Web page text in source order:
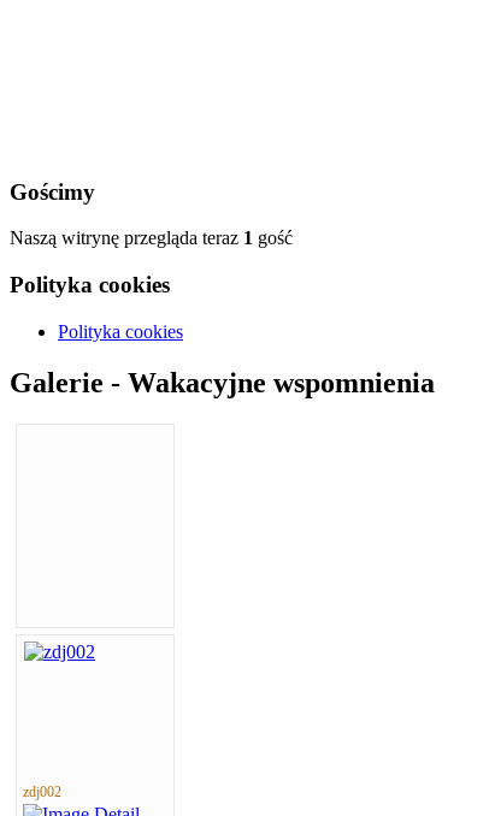
Gościmy
Naszą witrynę przegląda teraz 1 gość
Polityka cookies
Polityka cookies
Galerie - Wakacyjne wspomnienia
zdj002